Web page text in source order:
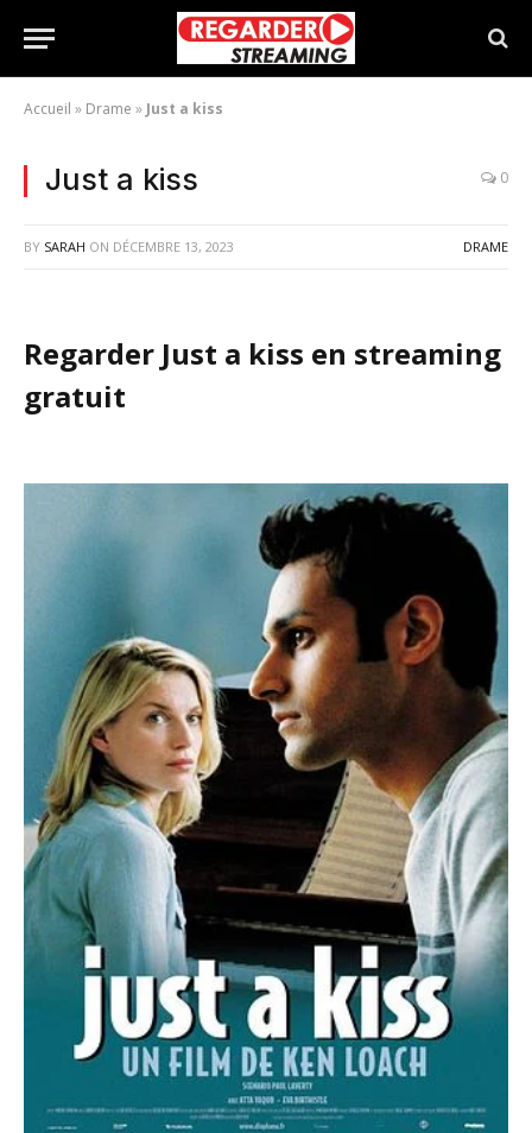
Accueil » Drame » Just a kiss
Just a kiss 0
BY SARAH ON DÉCEMBRE 13, 2023 DRAME
Regarder Just a kiss en streaming
gratuit